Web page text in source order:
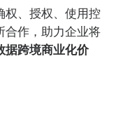
权、授权、使用控
合作，助力企业将
据跨境商业化价